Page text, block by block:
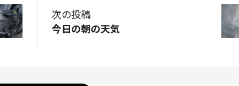
次の投稿
今日の朝の天気